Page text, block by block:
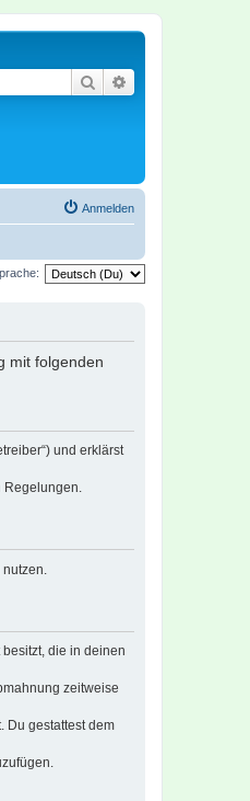
Suche
Anmelden
mit folgenden
und erklärst
Regelungen.
nutzen.
die in deinen
zeitweise
Du gestattest dem